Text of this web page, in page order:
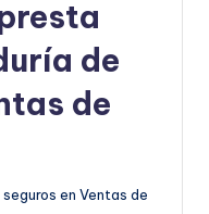
de
de
en Ventas de